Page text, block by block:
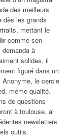
des meilleurs
dès les grands
mettant le
comme son
demanda à
solides, il
figuré dans un
Anonyme, le cercle
même qualité.
de questions
à toulouse, ai
newsletters
outils.